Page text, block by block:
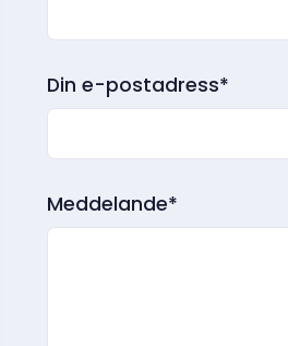
Din e-postadress*
Meddelande*